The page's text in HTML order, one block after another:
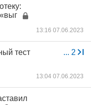
13:16 07.06.2023
... 2
тест
13:04 07.06.2023